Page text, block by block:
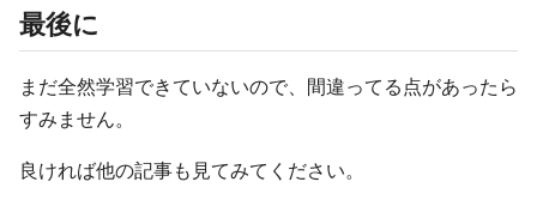
最後に
まだ全然学習できていないので、間違ってる点があったら
すみません。
良ければ他の記事も見てみてください。